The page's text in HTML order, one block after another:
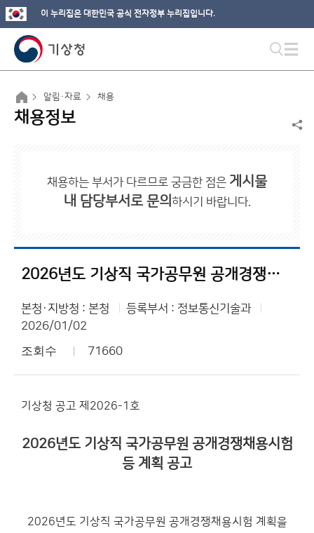
이 누리집은 대한민국 공식 전자정부 누리집입니다.
알림·자료 채용
채용정보
채용하는 부서가 다르므로 궁금한 점은 게시물
내 담당부서로 문의 하시기 바랍니다.
2026년도 기상직 국가공무원 공개경쟁채용시험 등 계획 공고
본청·지방청 : 본청
등록부서 : 정보통신기술과
2026/01/02
조회수 71660
기상청 공고 제2026-­1호
2026년도 기상직 국가공무원 공개경쟁채용시험
등 계획 공고
2026년도 기상직 국가공무원 공개경쟁채용시험 계획을